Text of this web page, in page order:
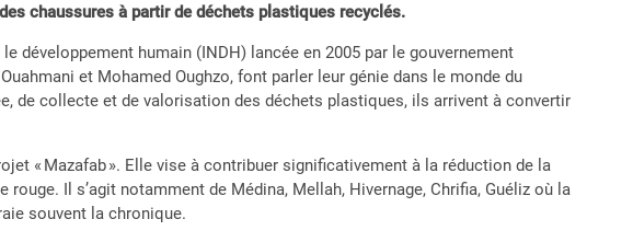
chaussures à partir de déchets plastiques recyclés.
développement humain (INDH) lancée en 2005 par le gouvernement
et Mohamed Oughzo, font parler leur génie dans le monde du
de collecte et de valorisation des déchets plastiques, ils arrivent à convertir
« Mazafab ». Elle vise à contribuer significativement à la réduction de la
Il s’agit notamment de Médina, Mellah, Hivernage, Chrifia, Guéliz où la
souvent la chronique.